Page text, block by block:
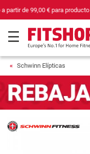
Compra con seguridad en
Schwinn Elípticas